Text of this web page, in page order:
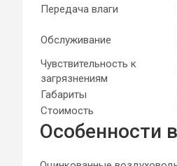
Передача влаги
Обслуживание
Чувствительность к
загрязнениям
Габариты
Стоимость
Особенности